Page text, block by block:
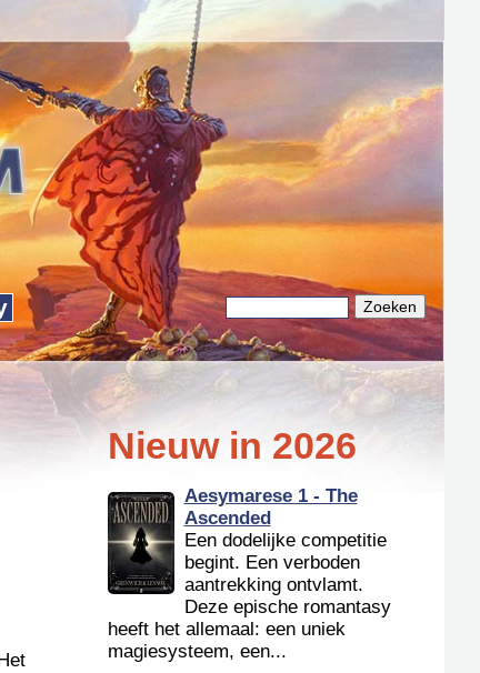
Zoekveld
Zoeken
Nieuw in 2026
Aesymarese 1 - The
Ascended
Een dodelijke competitie
begint. Een verboden
aantrekking ontvlamt.
Deze epische romantasy
heeft het allemaal: een uniek
magiesysteem, een...